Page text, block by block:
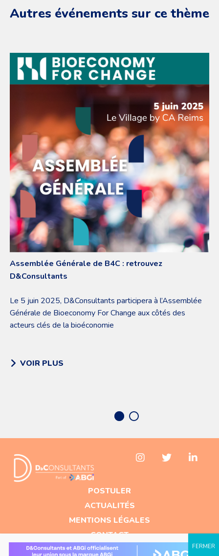
Autres événements sur ce thème
Assemblée Générale de B4C : retrouvez
D&Consultants
Le 5 juin 2025, D&Consultants participera à l’Assemblée
Générale de Bioeconomy For Change aux côtés des
acteurs clés de la bioéconomie
VOIR PLUS
POSTULER
ACTUALITÉS
MENTIONS LÉGALES
CONTACT